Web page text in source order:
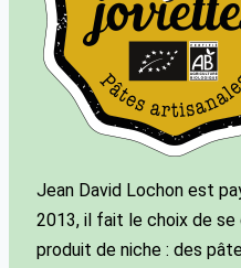
Jean David Lochon est
2013, il fait le choix de
produit de niche : des